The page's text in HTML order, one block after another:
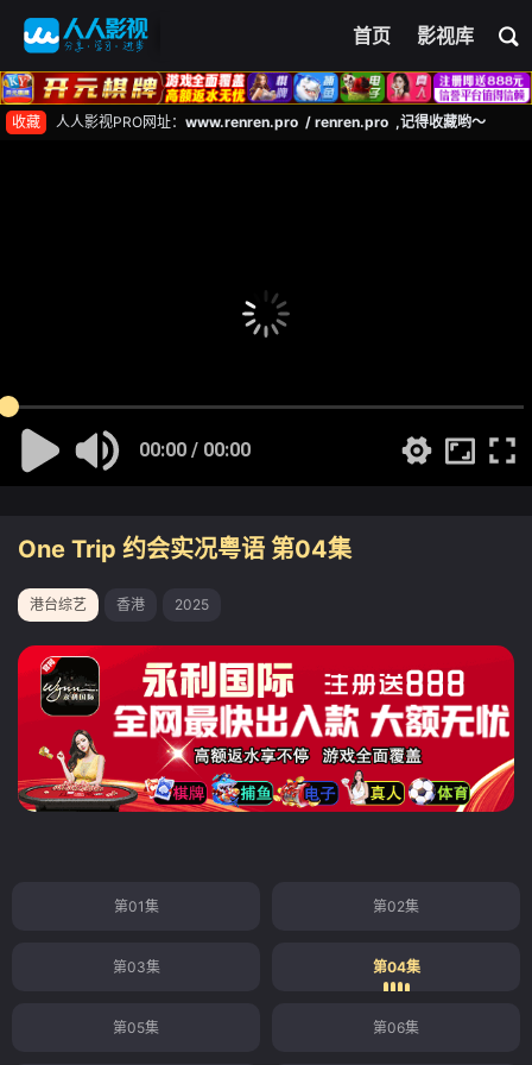
首页 影视库
收藏 人人影视PRO网址： www.renren.pro / renren.pro ,记得收藏哟～
00:00 / 00:00
One Trip 约会实况粤语 第04集
港台综艺 香港 2025
第01集 第02集
第03集 第04集
第05集 第06集